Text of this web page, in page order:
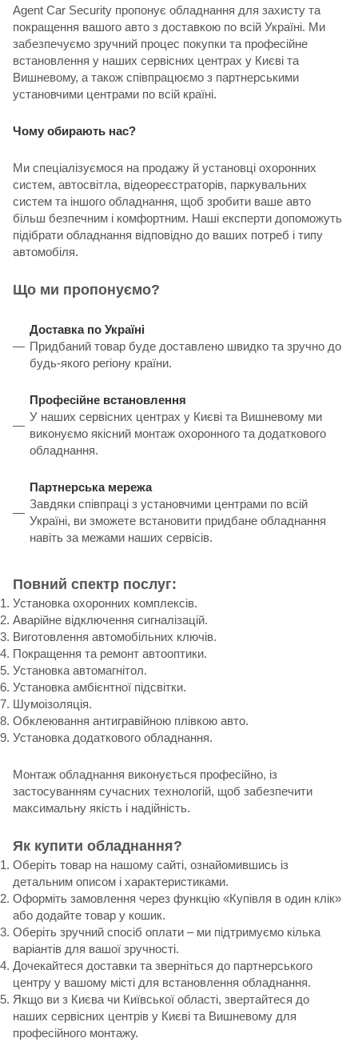
Agent Car Security пропонує обладнання для захисту та
покращення вашого авто з доставкою по всій Україні. Ми
забезпечуємо зручний процес покупки та професійне
встановлення у наших сервісних центрах у Києві та
Вишневому, а також співпрацюємо з партнерськими
установчими центрами по всій країні.
Чому обирають нас?
Ми спеціалізуємося на продажу й установці охоронних
систем, автосвітла, відеореєстраторів, паркувальних
систем та іншого обладнання, щоб зробити ваше авто
більш безпечним і комфортним. Наші експерти допоможуть
підібрати обладнання відповідно до ваших потреб і типу
автомобіля.
Що ми пропонуємо?
Доставка по Україні
Придбаний товар буде доставлено швидко та зручно до
будь-якого регіону країни.
Професійне встановлення
У наших сервісних центрах у Києві та Вишневому ми
виконуємо якісний монтаж охоронного та додаткового
обладнання.
Партнерська мережа
Завдяки співпраці з установчими центрами по всій
Україні, ви зможете встановити придбане обладнання
навіть за межами наших сервісів.
Повний спектр послуг:
Установка охоронних комплексів.
Аварійне відключення сигналізацій.
Виготовлення автомобільних ключів.
Покращення та ремонт автооптики.
Установка автомагнітол.
Установка амбієнтної підсвітки.
Шумоізоляція.
Обклеювання антигравійною плівкою авто.
Установка додаткового обладнання.
Монтаж обладнання виконується професійно, із
застосуванням сучасних технологій, щоб забезпечити
максимальну якість і надійність.
Як купити обладнання?
Оберіть товар на нашому сайті, ознайомившись із
детальним описом і характеристиками.
Оформіть замовлення через функцію «Купівля в один клік»
або додайте товар у кошик.
Оберіть зручний спосіб оплати – ми підтримуємо кілька
варіантів для вашої зручності.
Дочекайтеся доставки та зверніться до партнерського
центру у вашому місті для встановлення обладнання.
Якщо ви з Києва чи Київської області, звертайтеся до
наших сервісних центрів у Києві та Вишневому для
професійного монтажу.